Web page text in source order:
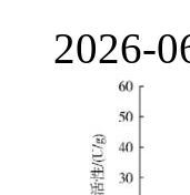
2026-